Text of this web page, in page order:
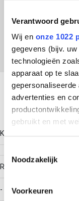
Verantwoord
Wij en onze 1022
gegevens (bijv.
technologieën
apparaat op te
advertenties en
gebruikt en met
Informatie
Uw apparaat
op specifieke
Noodzakelijk
Voorkeuren
Technische
Kleur
RAL-nummer
-